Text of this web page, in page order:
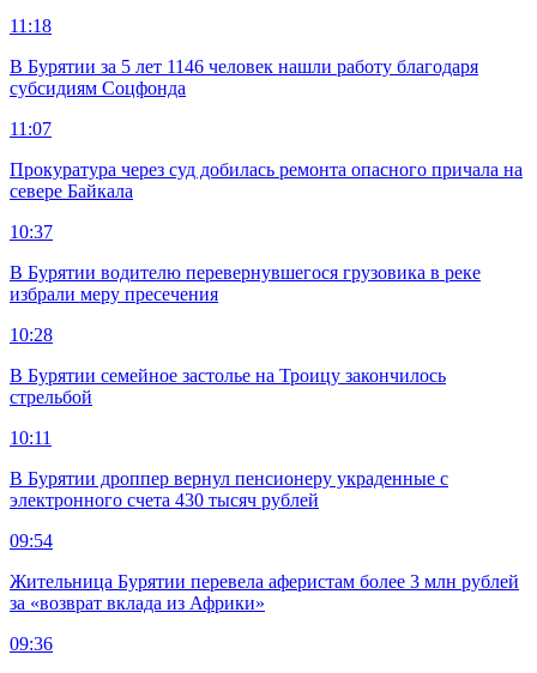
11:18
В Бурятии за 5 лет 1146 человек нашли работу благодаря
субсидиям Соцфонда
11:07
Прокуратура через суд добилась ремонта опасного причала на
севере Байкала
10:37
В Бурятии водителю перевернувшегося грузовика в реке
избрали меру пресечения
10:28
В Бурятии семейное застолье на Троицу закончилось
стрельбой
10:11
В Бурятии дроппер вернул пенсионеру украденные с
электронного счета 430 тысяч рублей
09:54
Жительница Бурятии перевела аферистам более 3 млн рублей
за «возврат вклада из Африки»
09:36